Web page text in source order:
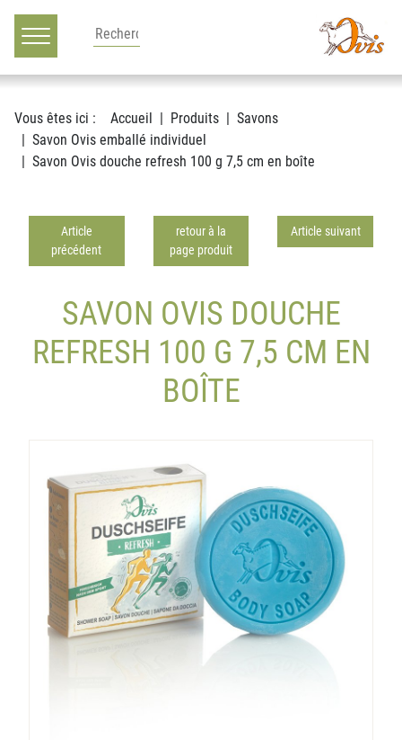
Main navigation
Voir le contenu
Vous êtes ici : Accueil Produits
Savons
Savon Ovis emballé individuel
Savon Ovis douche refresh 100 g 7,5 cm en boîte
Article
précédent
retour à la
page produit
Article suivant
SAVON OVIS DOUCHE
REFRESH 100 G 7,5 CM EN
BOÎTE